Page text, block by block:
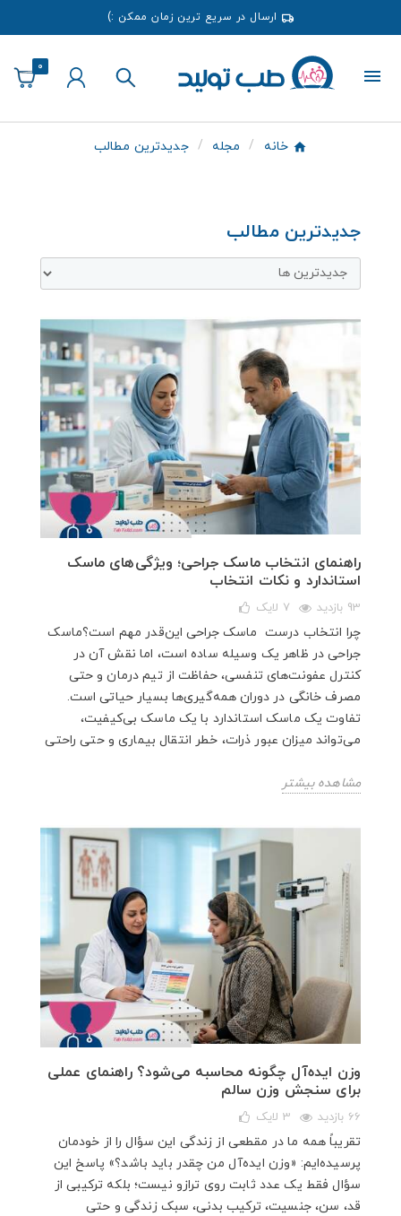
ارسال در سریع ترین زمان ممکن :)
0
خانه مجله جدیدترین مطالب
جدیدترین مطالب
راهنمای انتخاب ماسک جراحی؛ ویژگی‌های ماسک
استاندارد و نکات انتخاب
93 بازدید 7 لایک
چرا انتخاب درست ماسک جراحی این‌قدر مهم است؟ماسک
جراحی در ظاهر یک وسیله ساده است، اما نقش آن در
کنترل عفونت‌های تنفسی، حفاظت از تیم درمان و حتی
مصرف خانگی در دوران همه‌گیری‌ها بسیار حیاتی است.
تفاوت یک ماسک استاندارد با یک ماسک بی‌کیفیت،
می‌تواند میزان عبور ذرات، خطر انتقال بیماری و حتی راحتی
مشاهده بیشتر
وزن ایده‌آل چگونه محاسبه می‌شود؟ راهنمای عملی
برای سنجش وزن سالم
66 بازدید 3 لایک
تقریباً همه ما در مقطعی از زندگی این سؤال را از خودمان
پرسیده‌ایم: «وزن ایده‌آل من چقدر باید باشد؟» پاسخ این
سؤال فقط یک عدد ثابت روی ترازو نیست؛ بلکه ترکیبی از
قد، سن، جنسیت، ترکیب بدنی، سبک زندگی و حتی